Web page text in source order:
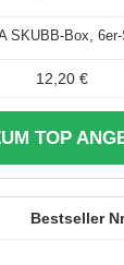
SKUBB-Box,
12,20 €
TOP